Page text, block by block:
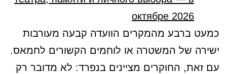
октябре 2026
כמעט ברבע מהמקרים הוועדה קבעה מעורבות
ישירה של המשטרה או לוחמים הקשורים לחמאס.
עם זאת, החוקרים מציינים בנפרד: לא מדובר רק